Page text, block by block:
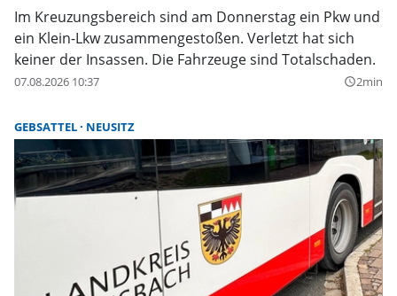
Im Kreuzungsbereich sind am Donnerstag ein Pkw und
ein Klein-Lkw zusammengestoßen. Verletzt hat sich
keiner der Insassen. Die Fahrzeuge sind Totalschaden.
07.08.2026 10:37 query_builder2min
GEBSATTEL NEUSITZ